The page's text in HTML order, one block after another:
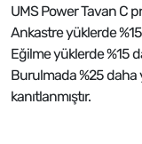
UMS Power Tavan C
Ankastre yüklerde
Eğilme yüklerde %15
Burulmada %25
kanıtlanmıştır.